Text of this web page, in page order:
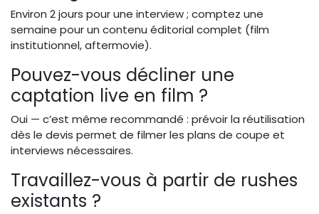
Environ 2 jours pour une interview ; comptez une
semaine pour un contenu éditorial complet (film
institutionnel, aftermovie).
Pouvez-vous décliner une
captation live en film ?
Oui — c’est même recommandé : prévoir la réutilisation
dès le devis permet de filmer les plans de coupe et
interviews nécessaires.
Travaillez-vous à partir de rushes
existants ?